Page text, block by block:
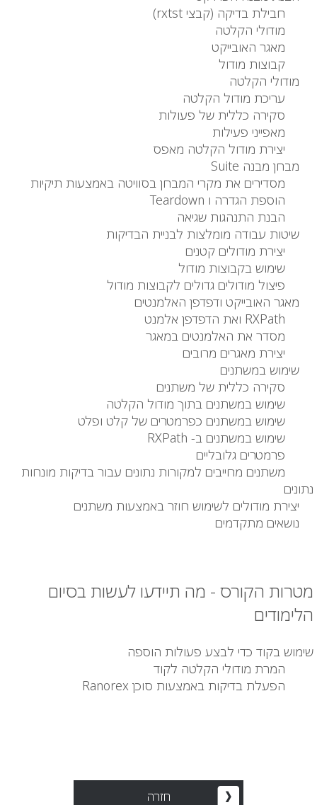
חבילת בדיקה (קבצי rxtst)
מודולי הקלטה
מאגר האובייקט
קבוצות מודול
מודולי הקלטה
עריכת מודול הקלטה
סקירה כללית של פעולות
מאפייני פעילות
יצירת מודול הקלטה מאפס
מבחן מבנה Suite
מסדירים את מקרי המבחן בסוויטה באמצעות תיקיות
הוספת הגדרה ו Teardown
הבנת התנהגות שגיאה
שיטות עבודה מומלצות לבניית הבדיקות
יצירת מודולים קטנים
שימוש בקבוצות מודול
פיצול מודולים גדולים לקבוצות מודול
מאגר האובייקט ודפדפן האלמנטים
מסדר את האלמנטים במאגר
יצירת מאגרים מרובים
שימוש במשתנים
סקירה כללית של משתנים
שימוש במשתנים בתוך מודול הקלטה
שימוש במשתנים כפרמטרים של קלט ופלט
שימוש במשתנים ב- RXPath
פרמטרים גלובליים
משתנים מחייבים למקורות נתונים עבור בדיקות מונחות
נתונים
יצירת מודולים לשימוש חוזר באמצעות משתנים
נושאים מתקדמים
מטרות הקורס - מה תיידעו לעשות בסיום
הלימודים
שימוש בקוד כדי לבצע פעולות הוספה
המרת מודולי הקלטה לקוד
הפעלת בדיקות באמצעות סוכן Ranorex
חזרה